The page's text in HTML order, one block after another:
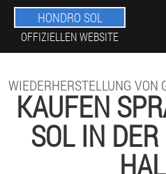
HONDRO SOL
OFFIZIELLEN WEBSITE
WIEDERHERSTELLUNG VON
KAUFEN
SOL IN